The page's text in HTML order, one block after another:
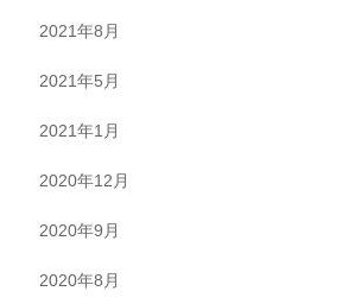
2021年8月
2021年5月
2021年1月
2020年12月
2020年9月
2020年8月